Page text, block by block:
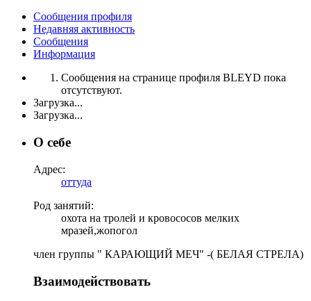
Сообщения профиля
Недавняя активность
Сообщения
Информация
Сообщения на странице профиля BLEYD пока
отсутствуют.
Загрузка...
Загрузка...
О себе
Адрес:
оттуда
Род занятий:
охота на тролей и кровососов мелких
мразей,жопогол
член группы " КАРАЮЩИЙ МЕЧ" -( БЕЛАЯ СТРЕЛА)
Взаимодействовать